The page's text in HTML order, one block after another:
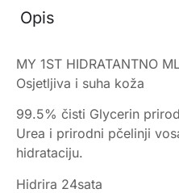
Opis
MY 1ST HIDRATANTNO
Osjetljiva i suha koža
99.5% čisti Glycerin
Urea i prirodni pčelinji
hidrataciju.
Hidrira 24sata